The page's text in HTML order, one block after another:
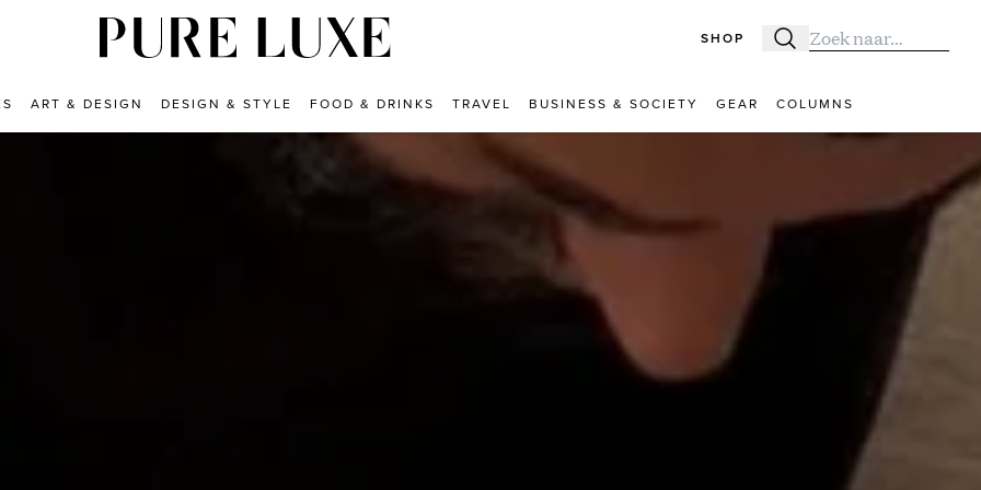
SHOP Zoeken
Zoek naar:
ART & DESIGN DESIGN & STYLE FOOD & DRINKS TRAVEL BUSINESS & SOCIETY GEAR COLUMNS